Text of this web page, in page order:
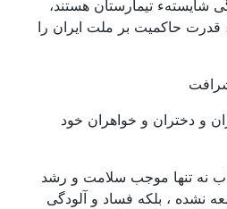
شایستهء تیمارستان هستند،
قدرت حاکمیت بر ملت ایران را
و دختران و خواهران خود
سال، حجاب نه تنها موجب سلامت و رشد
نشده ، بلکه فساد و آلودگی